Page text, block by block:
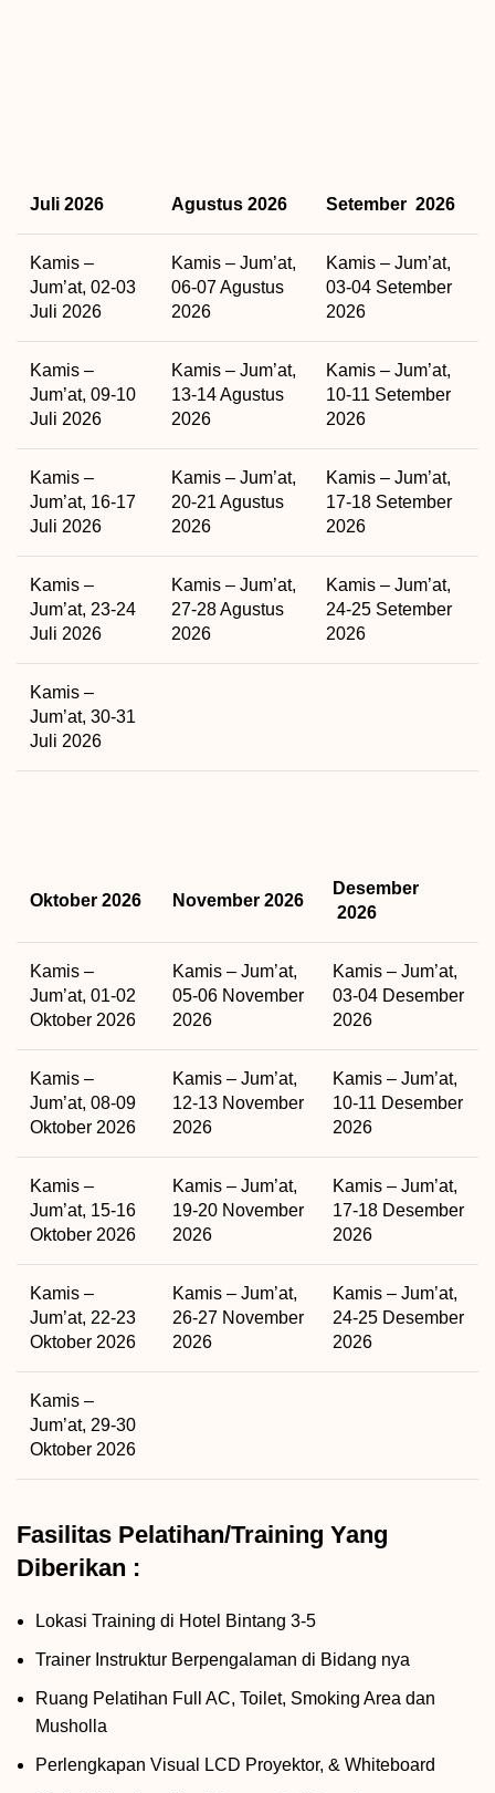
Juli 2026 Agustus 2026 Setember 2026
Kamis –
Jum’at, 02-03
Juli 2026
Kamis – Jum’at,
06-07 Agustus
2026
Kamis – Jum’at,
03-04 Setember
2026
Kamis –
Jum’at, 09-10
Juli 2026
Kamis – Jum’at,
13-14 Agustus
2026
Kamis – Jum’at,
10-11 Setember
2026
Kamis –
Jum’at, 16-17
Juli 2026
Kamis – Jum’at,
20-21 Agustus
2026
Kamis – Jum’at,
17-18 Setember
2026
Kamis –
Jum’at, 23-24
Juli 2026
Kamis – Jum’at,
27-28 Agustus
2026
Kamis – Jum’at,
24-25 Setember
2026
Kamis –
Jum’at, 30-31
Juli 2026
Oktober 2026 November 2026
Desember
2026
Kamis –
Jum’at, 01-02
Oktober 2026
Kamis – Jum’at,
05-06 November
2026
Kamis – Jum’at,
03-04 Desember
2026
Kamis –
Jum’at, 08-09
Oktober 2026
Kamis – Jum’at,
12-13 November
2026
Kamis – Jum’at,
10-11 Desember
2026
Kamis –
Jum’at, 15-16
Oktober 2026
Kamis – Jum’at,
19-20 November
2026
Kamis – Jum’at,
17-18 Desember
2026
Kamis –
Jum’at, 22-23
Oktober 2026
Kamis – Jum’at,
26-27 November
2026
Kamis – Jum’at,
24-25 Desember
2026
Kamis –
Jum’at, 29-30
Oktober 2026
Fasilitas Pelatihan/Training Yang
Diberikan :
Lokasi Training di Hotel Bintang 3-5
Trainer Instruktur Berpengalaman di Bidang nya
Ruang Pelatihan Full AC, Toilet, Smoking Area dan
Musholla
Perlengkapan Visual LCD Proyektor, & Whiteboard